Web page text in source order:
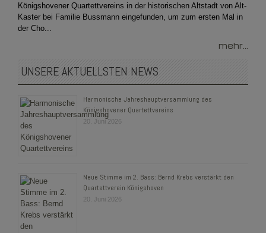
Königshovener Quartettvereins in der historischen Altstadt von Alt-
Kaster bei Familie Bussmann eingefunden, um zum ersten Mal in
der Cho...
mehr...
UNSERE AKTUELLSTEN NEWS
Harmonische Jahreshauptversammlung des
Königshovener Quartettvereins
20. Juni 2026
Neue Stimme im 2. Bass: Bernd Krebs verstärkt den
Quartettverein Königshoven
20. Juni 2026